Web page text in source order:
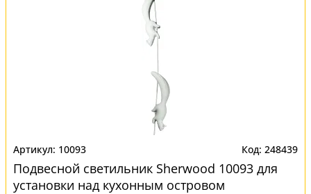
10093 248439
Подвесной светильник Sherwood 10093 для
установки над кухонным островом